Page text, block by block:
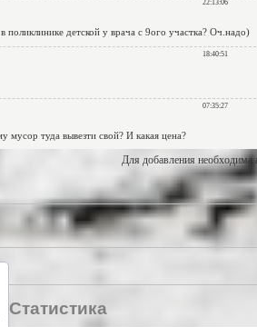
Для добавления необходима
Статистика